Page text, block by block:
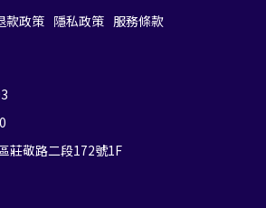
款政策 隱私政策 服務條款
莊敬路二段172號1F